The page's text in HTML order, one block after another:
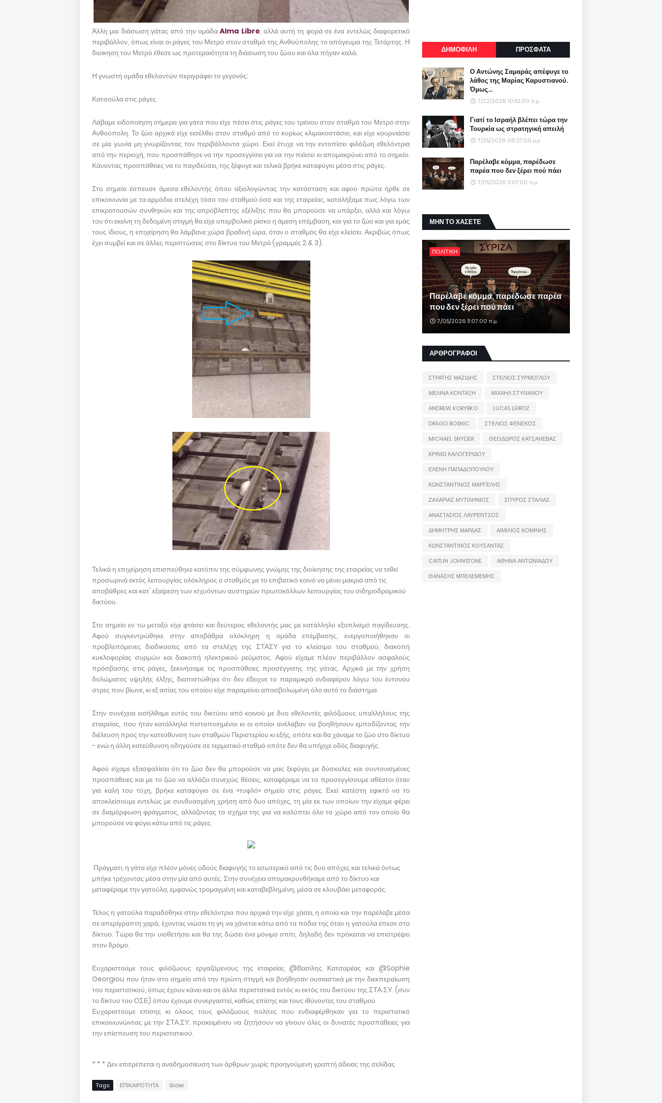
Άλλη μια διάσωση γάτας από την ομάδαAlma Libre, αλλά αυτή τη φορά σε ένα εντελώς διαφορετικό
περιβάλλον, όπως είναι οι ράγες του Μετρό στον σταθμό της Ανθούπολης το απόγευμα της Τετάρτης. Η
διοίκηση του Μετρό έθεσε ως προτεραιότητα τη διάσωση του ζώου και όλα πήγαν καλά.
Η γνωστή ομάδα εθελοντών περιγράφει το γεγονός:
Κατσούλα στις ράγες
Λάβαμε ειδοποίηση σήμερα για γάτα που είχε πέσει στις ράγες του τρένου στον σταθμό του Μετρό στην
Ανθούπολη. Το ζώο αρχικά είχε εισέλθει στον σταθμό από το κυρίως κλιμακοστάσιο, και είχε κουρνιάσει
σε μία γωνία μη γνωρίζοντας τον περιβάλλοντα χώρο. Εκεί έτυχε να την εντοπίσει φιλόζωη εθελόντρια
από την περιοχή, που προσπάθησε να την προσεγγίσει για να την πιάσει κι απομακρύνει από το σημείο.
Κάνοντας προσπάθειες να το παγιδεύσει, της ξέφυγε και τελικά βρήκε καταφύγιο μέσα στις ράγες.
Στο σημείο έσπευσε άμεσα εθελοντής όπου αξιολογώντας την κατάσταση και αφού πρώτα ήρθε σε
επικοινωνία με τα αρμόδια στελέχη τόσο του σταθμού όσο και της εταιρείας, καταλήξαμε πως λόγω των
επικρατουσών συνθηκών και της απρόβλεπτης εξέλιξης που θα μπορούσε να υπάρξει, αλλά και λόγω
του ότι εκείνη τη δεδομένη στιγμή θα είχε υπερβολικό ρίσκο η άμεση επέμβαση, και για το ζώο και για εμάς
τους ίδιους, η επιχείρηση θα λάμβανε χώρα βραδινή ώρα, όταν ο σταθμός θα είχε κλείσει. Ακριβώς όπως
έχει συμβεί και σε άλλες περιπτώσεις στο δίκτυο του Μετρό (γραμμές 2 & 3).
Τελικά η επιχείρηση επισπεύθηκε κατόπιν της σύμφωνης γνώμης της διοίκησης της εταιρείας να τεθεί
προσωρινά εκτός λειτουργίας ολόκληρος ο σταθμός με το επιβατικό κοινό να μένει μακριά από τις
αποβάθρες και κατ' εξαίρεση των ισχυόντων αυστηρών πρωτοκόλλων λειτουργίας του σιδηροδρομικού
δικτύου.
Στο σημείο εν τω μεταξύ είχε φτάσει και δεύτερος εθελοντής μας με κατάλληλο εξοπλισμό παγίδευσης.
Αφού συγκεντρώθηκε στην αποβάθρα ολόκληρη η ομάδα επέμβασης, ενεργοποιήθηκαν οι
προβλεπόμενες διαδικασίες από τα στελέχη της ΣΤΑΣΥ για το κλείσιμο του σταθμού, διακοπή
κυκλοφορίας συρμών και διακοπή ηλεκτρικού ρεύματος. Αφού είχαμε πλέον περιβάλλον ασφαλούς
πρόσβασης στις ράγες, ξεκινήσαμε τις προσπάθειες προσέγγισης της γάτας. Αρχικά με την χρήση
δολώματος υψηλής έλξης, διαπιστώθηκε ότι δεν έδειχνε το παραμικρό ενδιαφέρον λόγω του έντονου
στρες που βίωνε, κι εξ αιτίας του οποίου είχε παραμείνει αποσβολωμένη όλο αυτό το διάστημα.
Στην συνέχεια εισήλθαμε εντός του δικτύου από κοινού με δυο εθελοντές φιλόζωους υπαλλήλους της
εταιρείας, που ήταν κατάλληλα πιστοποιημένοι κι οι οποίοι ανέλαβαν να βοηθήσουν εμποδίζοντας την
διέλευση προς την κατεύθυνση των σταθμών Περιστερίου κι εξής, οπότε και θα χάναμε το ζώο στο δίκτυο
- ενώ η άλλη κατεύθυνση οδηγούσε σε τερματικό σταθμό οπότε δεν θα υπήρχε οδός διαφυγής.
Αφού είχαμε εξασφαλίσει ότι το ζώο δεν θα μπορούσε να μας ξεφύγει, με δύσκολες και συντονισμένες
προσπάθειες και με το ζώο να αλλάζει συνεχώς θέσεις, καταφέραμε να το προσεγγίσουμε αθέατοι όταν
για καλή του τύχη, βρήκε καταφύγιο σε ένα «τυφλό» σημείο στις ράγες. Εκεί κατέστη εφικτό να το
αποκλείσουμε εντελώς με συνδυασμένη χρήση από δυο απόχες, τη μία εκ των οποίων την είχαμε φέρει
σε διαμόρφωση φράγματος, αλλάζοντας το σχήμα της για να καλύπτει όλο το χώρο από τον οποίο θα
μπορούσε να φύγει κάτω από τις ράγες.
Πράγματι, η γάτα είχε πλέον μόνες οδούς διαφυγής το εσωτερικό από τις δυο απόχες και τελικά όντως
μπήκε τρέχοντας μέσα στην μία από αυτές. Στην συνέχεια απομακρυνθήκαμε από το δίκτυο και
μεταφέραμε την γατούλα, εμφανώς τρομαγμένη και καταβεβλημένη, μέσα σε κλουβάκι μεταφοράς.
Τέλος η γατούλα παραδόθηκε στην εθελόντρια που αρχικά την είχε χάσει, η οποία και την παρέλαβε μέσα
σε απερίγραπτη χαρά, έχοντας νιώσει τη γη να χάνεται κάτω από τα πόδια της όταν η γατούλα έπεσε στο
δίκτυο. Τώρα θα την υιοθετήσει και θα της δώσει ένα μόνιμο σπίτι, δηλαδή δεν πρόκειται να επιστρέψει
στον δρόμο.
Ευχαριστούμε τους φιλόζωους εργαζόμενους της εταιρείας @Βασίλης Κατσαρέας και @Sophie
Georgiou που ήταν στο σημείο από την πρώτη στιγμή και βοήθησαν ουσιαστικά με την διεκπεραίωση
του περιστατικού, όπως έχουν κάνει και σε άλλα περιστατικά εντός κι εκτός του δικτύου της ΣΤΑ.ΣΥ. (συν
το δίκτυο του ΟΣΕ) όπου έχουμε συνεργαστεί, καθώς επίσης και τους ιθύνοντες του σταθμού.
Ευχαριστούμε επίσης κι όλους τους φιλόζωους πολίτες που ενδιαφέρθηκαν για το περιστατικό
επικοινωνώντας με την ΣΤΑ.ΣΥ. προκειμένου να ζητήσουν να γίνουν όλες οι δυνατές προσπάθειες για
την επίσπευση του περιστατικού.
* * * Δεν επιτρέπεται η αναδημοσίευση των άρθρων χωρίς προηγούμενη γραπτή άδειας της σελίδας
Tags ΕΠΙΚΑΙΡΟΤΗΤΑ Slider
ΔΗΜΟΦΙΛΗ ΠΡΟΣΦΑΤΑ
Ο Αντώνης Σαμαράς απέφυγε το
λάθος της Μαρίας Καρυστιανού.
Όμως...
7/22/2026 10:52:00 π.μ.
Γιατί το Ισραήλ βλέπει τώρα την
Τουρκία ως στρατηγική απειλή
7/25/2026 06:27:00 μ.μ.
Παρέλαβε κόμμα, παρέδωσε
παρέα που δεν ξέρει πού πάει
7/05/2026 11:07:00 π.μ.
ΜΗΝ ΤΟ ΧΑΣΕΤΕ
ΠΟΛΙΤΙΚΗ
Παρέλαβε κόμμα, παρέδωσε παρέα
που δεν ξέρει πού πάει
7/05/2026 11:07:00 π.μ.
ΑΡΘΡΟΓΡΑΦΟΙ
ΣΤΡΑΤΗΣ ΜΑΖΙΔΗΣ
ΣΤΕΛΙΟΣ ΣΥΡΜΟΓΛΟΥ
ΜΕΛΙΝΑ ΚΟΝΤΑΞΗ
ΜΙΧΑΗΛ ΣΤΥΛΙΑΝΟΥ
ANDREW KORYBKO
LUCAS LEIROZ
DRAGO BOSNIC
ΣΤΕΛΙΟΣ ΦΕΝΕΚΟΣ
MICHAEL SNYDER
ΘΕΟΔΩΡΟΣ ΚΑΤΣΑΝΕΒΑΣ
ΚΡΙΝΙΩ ΚΑΛΟΓΕΡΙΔΟΥ
ΕΛΕΝΗ ΠΑΠΑΔΟΠΟΥΛΟΥ
ΚΩΝΣΤΑΝΤΙΝΟΣ ΜΑΡΓΕΛΗΣ
ΖΑΧΑΡΙΑΣ ΜΥΤΙΛΗΝΙΟΣ
ΣΠΥΡΟΣ ΣΤΑΛΙΑΣ
ΑΝΑΣΤΑΣΙΟΣ ΛΑΥΡΕΝΤΖΟΣ
ΔΗΜΗΤΡΗΣ ΜΑΡΔΑΣ
ΑΙΜΙΛΙΟΣ ΚΟΜΙΝΗΣ
ΚΩΝΣΤΑΝΤΙΝΟΣ ΚΟΥΣΑΝΤΑΣ
CAITLIN JOHNSTONE
ΑΘΗΝΑ ΑΝΤΩΝΙΑΔΟΥ
ΘΑΝΑΣΗΣ ΜΠΕΛΕΜΕΜΗΣ